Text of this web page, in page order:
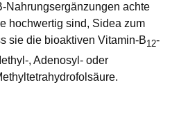
Nahrungsergänzungen achte
hochwertig sind, Sidea zum
sie die bioaktiven Vitamin-B12-
, Adenosyl- oder